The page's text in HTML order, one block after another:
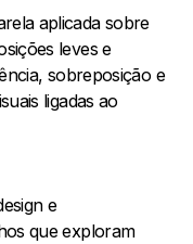
aplicada sobre
leves e
sobreposição e
ligadas ao
e
que exploram